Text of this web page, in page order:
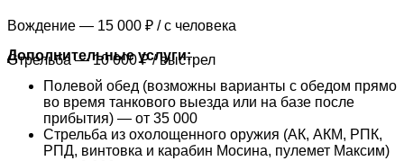
Вождение — 15 000 ₽ / с человека
Стрельба — 10 000 ₽ / выстрел
Дополнительные услуги:
Полевой обед (возможны варианты с обедом прямо
во время танкового выезда или на базе после
прибытия) — от 35 000
Стрельба из охолощенного оружия (АК, АКМ, РПК,
РПД, винтовка и карабин Мосина, пулемет Максим)